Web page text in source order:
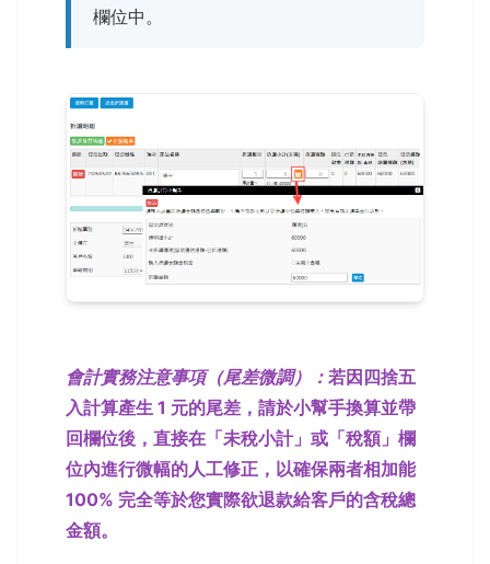
欄位中。
會計實務注意事項（尾差微調）： 若因四捨五
入計算產生 1 元的尾差，請於小幫手換算並帶
回欄位後，直接在「未稅小計」或「稅額」欄
位內進行微幅的人工修正，以確保兩者相加能
100% 完全等於您實際欲退款給客戶的含稅總
金額。